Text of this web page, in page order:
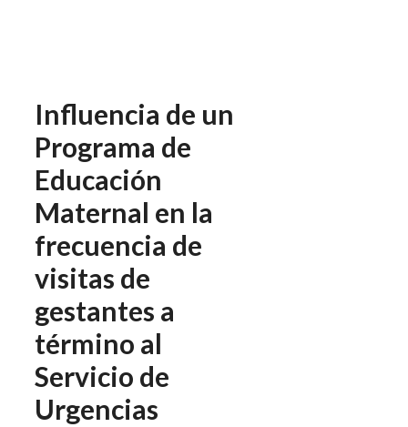
Influencia de un
Programa de
Educación
Maternal en la
frecuencia de
visitas de
gestantes a
término al
Servicio de
Urgencias